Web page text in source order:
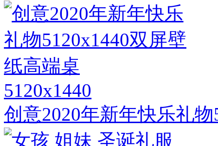
5120x1440
创意2020年新年快乐礼